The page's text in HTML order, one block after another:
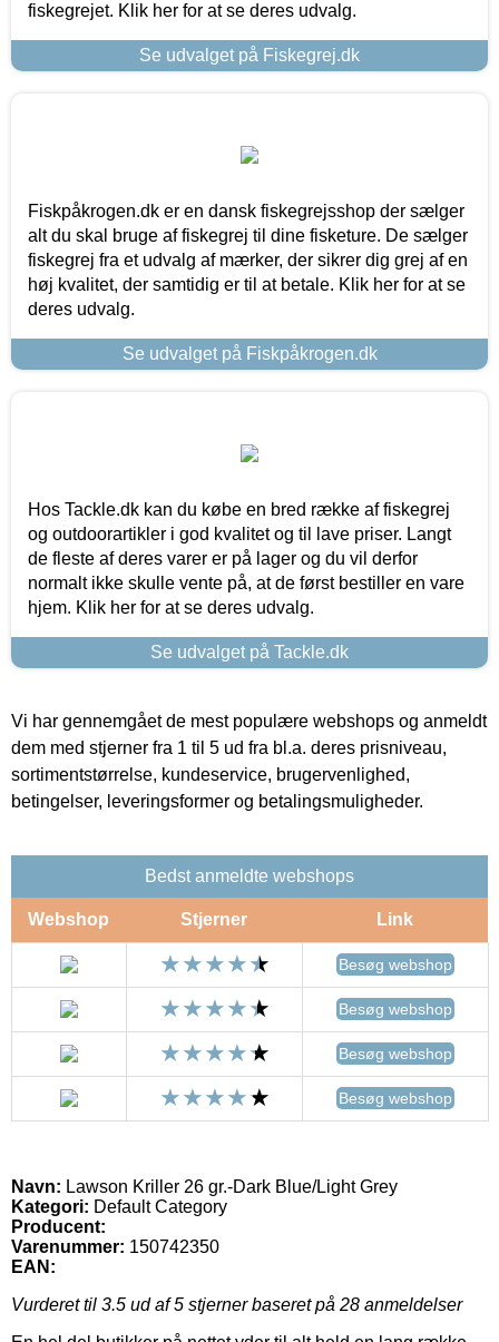
fiskegrejet. Klik her for at se deres udvalg.
Se udvalget på Fiskegrej.dk
Fiskpåkrogen.dk er en dansk fiskegrejsshop der sælger
alt du skal bruge af fiskegrej til dine fisketure. De sælger
fiskegrej fra et udvalg af mærker, der sikrer dig grej af en
høj kvalitet, der samtidig er til at betale. Klik her for at se
deres udvalg.
Se udvalget på Fiskpåkrogen.dk
Hos Tackle.dk kan du købe en bred række af fiskegrej
og outdoorartikler i god kvalitet og til lave priser. Langt
de fleste af deres varer er på lager og du vil derfor
normalt ikke skulle vente på, at de først bestiller en vare
hjem. Klik her for at se deres udvalg.
Se udvalget på Tackle.dk
Vi har gennemgået de mest populære webshops og anmeldt
dem med stjerner fra 1 til 5 ud fra bl.a. deres prisniveau,
sortimentstørrelse, kundeservice, brugervenlighed,
betingelser, leveringsformer og betalingsmuligheder.
Bedst anmeldte webshops
Webshop Stjerner Link
Besøg webshop
Besøg webshop
Besøg webshop
Besøg webshop
Navn: Lawson Kriller 26 gr.-Dark Blue/Light Grey
Kategori: Default Category
Producent:
Varenummer: 150742350
EAN:
Vurderet til 3.5 ud af 5 stjerner baseret på 28 anmeldelser